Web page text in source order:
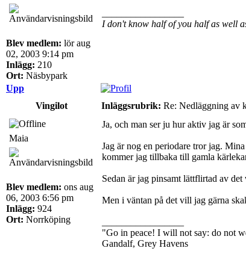
Blev medlem: lör aug
02, 2003 9:14 pm
Inlägg: 210
Ort: Näsbypark
I don't know half of you half as well
Upp
Vingilot
Inläggsrubrik: Re: Nedläggning av
Maia
Blev medlem: ons aug
06, 2003 6:56 pm
Inlägg: 924
Ort: Norrköping
Ja, och man ser ju hur aktiv jag är
Jag är nog en periodare tror jag.
kommer jag tillbaka till gamla
Sedan är jag pinsamt lättflirtad av
Men i väntan på det vill jag gärna
"Go in peace! I will not say: do not
Gandalf, Grey Havens